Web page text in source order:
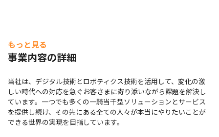
もっと見る
事業内容の詳細
当社は、デジタル技術とロボティクス技術を活用して、変化の激
しい時代への対応を急ぐお客さまに寄り添いながら課題を解決し
ています。一つでも多くの一騎当千型ソリューションとサービス
を提供し続け、その先にある全ての人々が本当にやりたいことが
できる世界の実現を目指しています。